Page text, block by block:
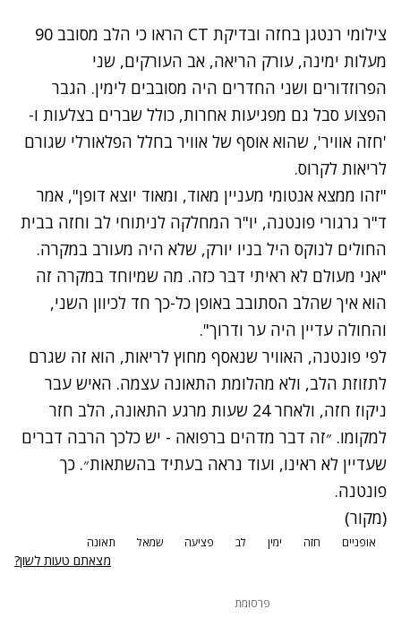
צילומי רנטגן בחזה ובדיקת CT הראו כי הלב מסובב 90
מעלות ימינה, עורק הריאה, אב העורקים, שני
הפרוזדורים ושני החדרים היה מסובבים לימין. הגבר
הפצוע סבל גם מפגיעות אחרות, כולל שברים בצלעות ו-
'חזה אוויר', שהוא אוסף של אוויר בחלל הפלאורלי שגורם
לריאות לקרוס.
"זהו ממצא אנטומי מעניין מאוד, ומאוד יוצא דופן", אמר
ד"ר גרגורי פונטנה, יו"ר המחלקה לניתוחי לב וחזה בבית
החולים לנוקס היל בניו יורק, שלא היה מעורב במקרה.
"אני מעולם לא ראיתי דבר כזה. מה שמיוחד במקרה זה
הוא איך שהלב הסתובב באופן כל-כך חד לכיוון השני,
והחולה עדיין היה ער ודרוך".
לפי פונטנה, האוויר שנאסף מחוץ לריאות, הוא זה שגרם
לתזוזת הלב, ולא מהלומת התאונה עצמה. האיש עבר
ניקוז חזה, ולאחר 24 שעות מרגע התאונה, הלב חזר
למקומו. ״זה דבר מדהים ברפואה - יש כלכך הרבה דברים
שעדיין לא ראינו, ועוד נראה בעתיד בהשתאות״. כך
פונטנה.
(מקור)
אופניים חזה ימין לב פציעה שמאל תאונה
מצאתם טעות לשון?
פרסומת